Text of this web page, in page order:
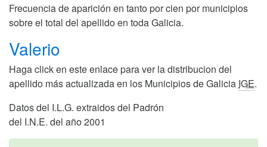
Frecuencia de aparición en tanto por cien por municipios
sobre el total del apellido en toda Galicia.
Valerio
Haga click en este enlace para ver la distribucion del
apellido más actualizada en los Municipios de Galicia IGE.
Datos del I.L.G. extraidos del Padrón
del I.N.E. del año 2001